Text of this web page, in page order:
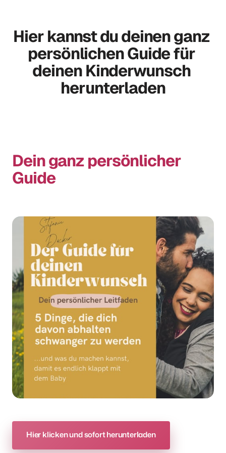
Hier kannst du deinen ganz
persönlichen Guide für
deinen Kinderwunsch
herunterladen
Dein ganz persönlicher
Guide
Hier klicken und sofort herunterladen